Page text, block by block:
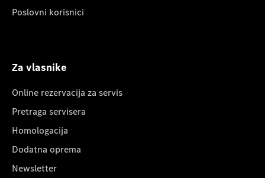
Poslovni korisnici
Za vlasnike
Online rezervacija za servis
Pretraga servisera
Homologacija
Dodatna oprema
Newsletter